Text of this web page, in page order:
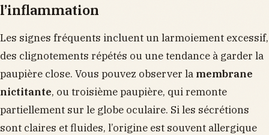
l’inflammation
Les signes fréquents incluent un larmoiement excessif,
des clignotements répétés ou une tendance à garder la
paupière close. Vous pouvez observer la membrane
nictitante, ou troisième paupière, qui remonte
partiellement sur le globe oculaire. Si les sécrétions
sont claires et fluides, l’origine est souvent allergique